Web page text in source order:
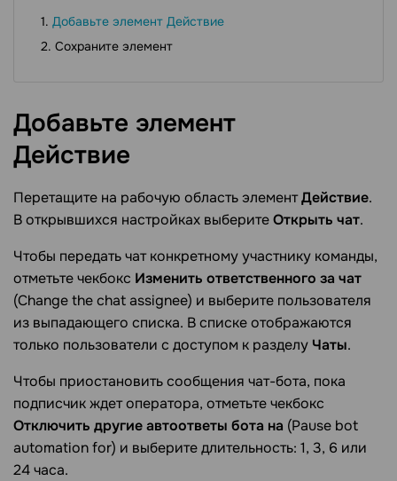
Добавьте элемент Действие
Сохраните элемент
Добавьте элемент
Действие
Перетащите на рабочую область элементДействие.
В открывшихся настройках выберитеОткрыть чат.
Чтобы передать чат конкретному участнику команды,
отметьте чекбокс Изменить ответственного за чат
(Change the chat assignee) и выберите пользователя
из выпадающего списка. В списке отображаются
только пользователи с доступом к разделу Чаты.
Чтобы приостановить сообщения чат-бота, пока
подписчик ждет оператора, отметьте чекбокс
Отключить другие автоответы бота на (Pause bot
automation for) и выберите длительность: 1, 3, 6 или
24 часа.